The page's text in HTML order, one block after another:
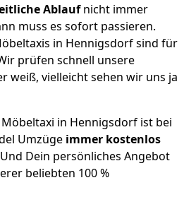
Ablaufnicht immer
muss es sofort passieren.
in Hennigsdorf sind für
prüfen schnell unsere
weiß, vielleicht sehen wir uns ja
in Hennigsdorf ist bei
Umzüge immer kostenlos
Dein persönliches Angebot
beliebten 100 %